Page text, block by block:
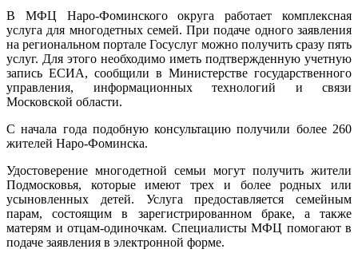
В МФЦ Наро-Фоминского округа работает комплексная
услуга для многодетных семей. При подаче одного заявления
на региональном портале Госуслуг можно получить сразу пять
услуг. Для этого необходимо иметь подтвержденную учетную
запись ЕСИА, сообщили в Министерстве государственного
управления, информационных технологий и связи
Московской области.
С начала года подобную консультацию получили более 260
жителей Наро-Фоминска.
Удостоверение многодетной семьи могут получить жители
Подмосковья, которые имеют трех и более родных или
усыновленных детей. Услуга предоставляется семейным
парам, состоящим в зарегистрированном браке, а также
матерям и отцам-одиночкам. Специалисты МФЦ помогают в
подаче заявления в электронной форме.